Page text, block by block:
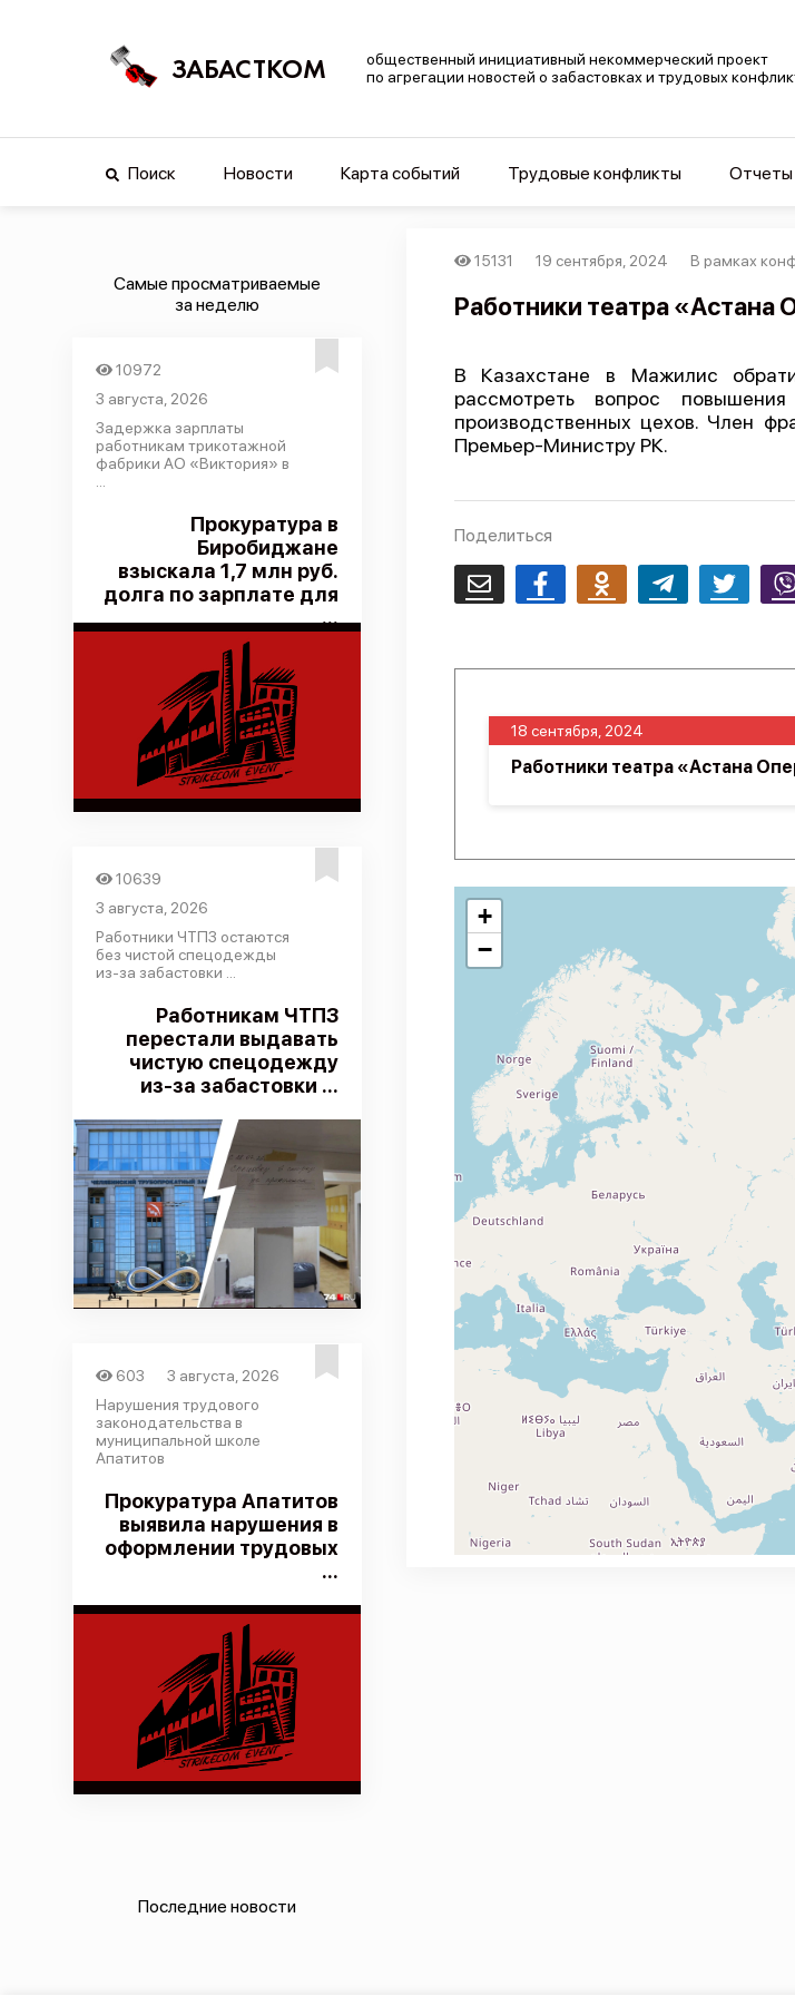
ЗАБАСТКОМ
общественный инициативный некоммерческий проект
по агрегации новостей о забастовках и трудовых
Поиск Новости Карта событий Трудовые конфликты Отчеты
Самые просматриваемые
за неделю
10972
3 августа, 2026
Задержка зарплаты
работникам трикотажной
фабрики АО «Виктория» в
Прокуратура в
Биробиджане
взыскала 1,7 млн руб.
долга по зарплате для
...
10639
3 августа, 2026
Работники ЧТПЗ остаются
без чистой спецодежды
из-за забастовки ...
Работникам ЧТПЗ
перестали выдавать
чистую спецодежду
из-за забастовки ...
603
3 августа, 2026
Нарушения трудового
законодательства в
муниципальной школе
Апатитов
Прокуратура Апатитов
выявила нарушения в
оформлении трудовых
...
Последние новости
15131 19 сентября, 2024 В рамках
Работники театра «Астана
В Казахстане в Мажилис
рассмотреть вопрос
производственных цехов. Член
Премьер-Министру РК.
Поделиться
Email FacebookOdnoklassnikiTelegram Twitter
18 сентября, 2024
Работники театра «Астана
+
−